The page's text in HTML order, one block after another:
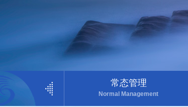
常态管理
Normal Management